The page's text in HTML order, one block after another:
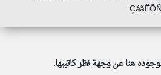
هنا عن وجهة نظر كاتبيها.